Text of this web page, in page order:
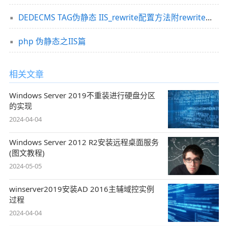
DEDECMS TAG伪静态 IIS_rewrite配置方法附rewrite下载
php 伪静态之IIS篇
相关文章
Windows Server 2019不重装进行硬盘分区
的实现
2024-04-04
Windows Server 2012 R2安装远程桌面服务
(图文教程)
2024-05-05
winserver2019安装AD 2016主辅域控实例
过程
2024-04-04